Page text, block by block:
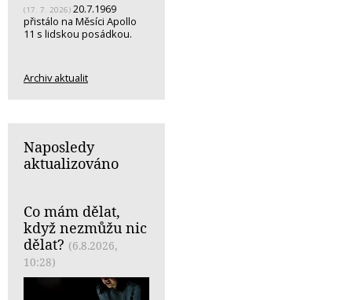
(17. 7. 2026) 20.7.1969
přistálo na Měsíci Apollo
11 s lidskou posádkou.
Archiv aktualit
Naposledy
aktualizováno
Co mám dělat,
když nezmůžu nic
dělat? (6.8.2026,
10:28)